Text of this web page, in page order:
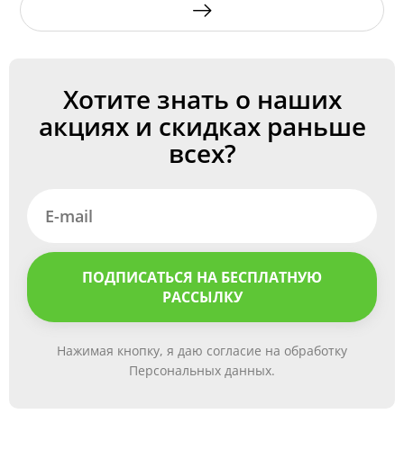
Хотите знать о наших
акциях и скидках раньше
всех?
ПОДПИСАТЬСЯ НА БЕСПЛАТНУЮ
РАССЫЛКУ
Нажимая кнопку, я даю согласие на обработку
Персональных данных.